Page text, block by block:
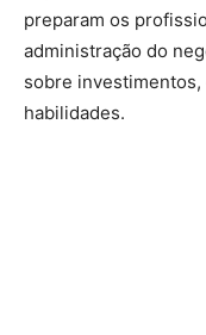
preparam os
administração do
sobre
habilidades.